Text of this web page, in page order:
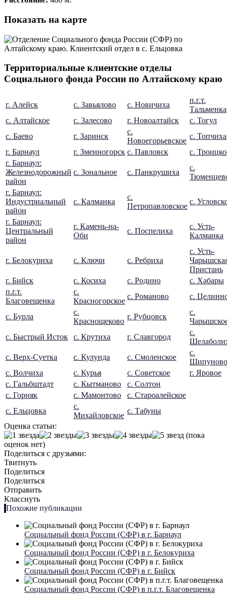
Показать на карте
Территориальные клиентские отделы
Социального фонда России по Алтайскому краю
г. Алейск с. Завьялово с. Новичиха
п.г.т.
Тальменка
с. Алтайское
с. Залесово г. Новоалтайск
с. Тогул
с. Баево
г. Заринск
с.
Новоегорьевское
с. Топчиха
г. Барнаул
г. Змеиногорск с. Павловск
с.
г. Барнаул:
Железнодорожный
район
с. Зональное с. Панкрушиха
с.
г. Барнаул:
Индустриальный
район
с. Калманка
с.
Петропавловское
с.
г. Барнаул:
Центральный
район
г. Камень-на-
Оби
с. Поспелиха
с. Усть-
Калманка
г. Белокуриха с. Ключи с. Ребриха
с. Усть-
Пристань
г. Бийск
с. Косиха с. Родино
с. Хабары
п.г.т.
Благовещенка
с.
Красногорское
с. Романово с.
с. Бурла
с.
Краснощеково
г. Рубцовск
с.
с. Быстрый Исток
с. Крутиха г. Славгород
с.
с. Верх-Суетка
с. Кулунда с. Смоленское
с.
Шипуново
с. Волчиха
с. Курья с. Советское
г. Яровое
с. Гальбштадт
с. Кытманово
с. Солтон
с. Горняк
с. Мамонтово
с. Староалейское
с. Ельцовка
с.
Михайловское
с. Табуны
Оценка статьи:
(пока
оценок нет)
Поделиться с друзьями:
Твитнуть
Поделиться
Поделиться
Отправить
Класснуть
Похожие публикации
Социальный фонд России (СФР) в г. Барнаул
Социальный фонд России (СФР) в г. Белокуриха
Социальный фонд России (СФР) в г. Бийск
Социальный фонд России (СФР) в п.г.т. Благовещенка